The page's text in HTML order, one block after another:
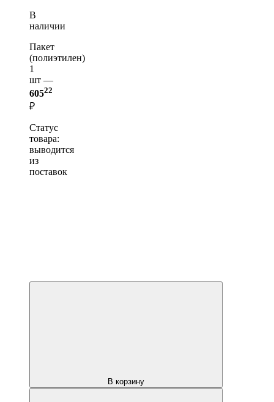
В
наличии
Пакет
(полиэтилен)
1
шт —
60522
₽
Статус
товара:
выводится
из
поставок
В корзину